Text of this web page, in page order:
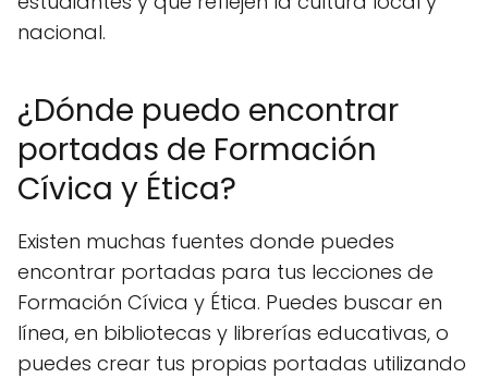
nacional.
¿Dónde puedo encontrar
portadas de Formación
Cívica y Ética?
Existen muchas fuentes donde puedes
encontrar portadas para tus lecciones de
Formación Cívica y Ética. Puedes buscar en
línea, en bibliotecas y librerías educativas, o
puedes crear tus propias portadas utilizando